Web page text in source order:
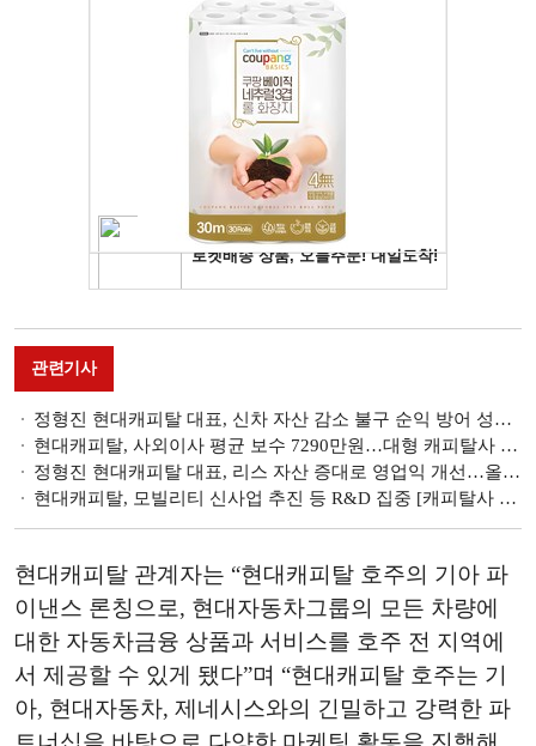
관련기사
정형진 현대캐피탈 대표, 신차 자산 감소 불구 순익 방어 성공 [금융사 2025 1분기 실적]
현대캐피탈, 사외이사 평균 보수 7290만원…대형 캐피탈사 중 ‘으뜸’[사외이사 줌人 (3)]
정형진 현대캐피탈 대표, 리스 자산 증대로 영업익 개선…올해 인니 법인 출범 집중 [2024 금융사 실적]
현대캐피탈, 모빌리티 신사업 추진 등 R&D 집중 [캐피탈사 2025년 주요 사업전략]
현대캐피탈 관계자는 “현대캐피탈 호주의 기아 파
이낸스 론칭으로, 현대자동차그룹의 모든 차량에
대한 자동차금융 상품과 서비스를 호주 전 지역에
서 제공할 수 있게 됐다”며 “현대캐피탈 호주는 기
아, 현대자동차, 제네시스와의 긴밀하고 강력한 파